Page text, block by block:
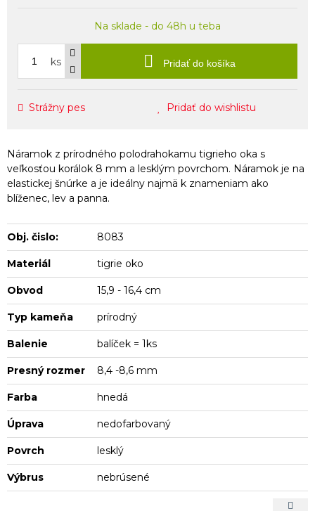
Na sklade - do 48h u teba
ks Pridať do košíka
Strážny pes Pridať do wishlistu
Náramok z prírodného polodrahokamu tigrieho oka s
veľkosťou korálok 8 mm a lesklým povrchom. Náramok je na
elastickej šnúrke a je ideálny najmä k znameniam ako
blíženec, lev a panna.
Obj. čislo: 8083
Materiál tigrie oko
Obvod 15,9 - 16,4 cm
Typ kameňa prírodný
Balenie balíček = 1ks
Presný rozmer 8,4 -8,6 mm
Farba hnedá
Úprava nedofarbovaný
Povrch lesklý
Výbrus nebrúsené